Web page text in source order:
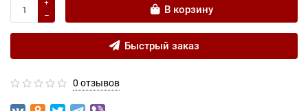
В корзину
Быстрый заказ
0 отзывов